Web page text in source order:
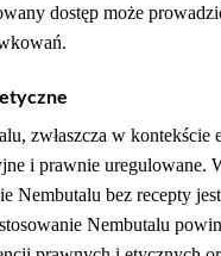
dostęp może
zwłaszcza w kontekście
i prawnie uregulowane.
Nembutalu bez recepty
Nembutalu